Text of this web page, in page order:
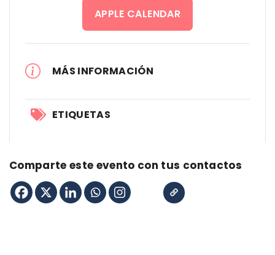
APPLE CALENDAR
MÁS INFORMACIÓN
ETIQUETAS
Comparte este evento con tus contactos